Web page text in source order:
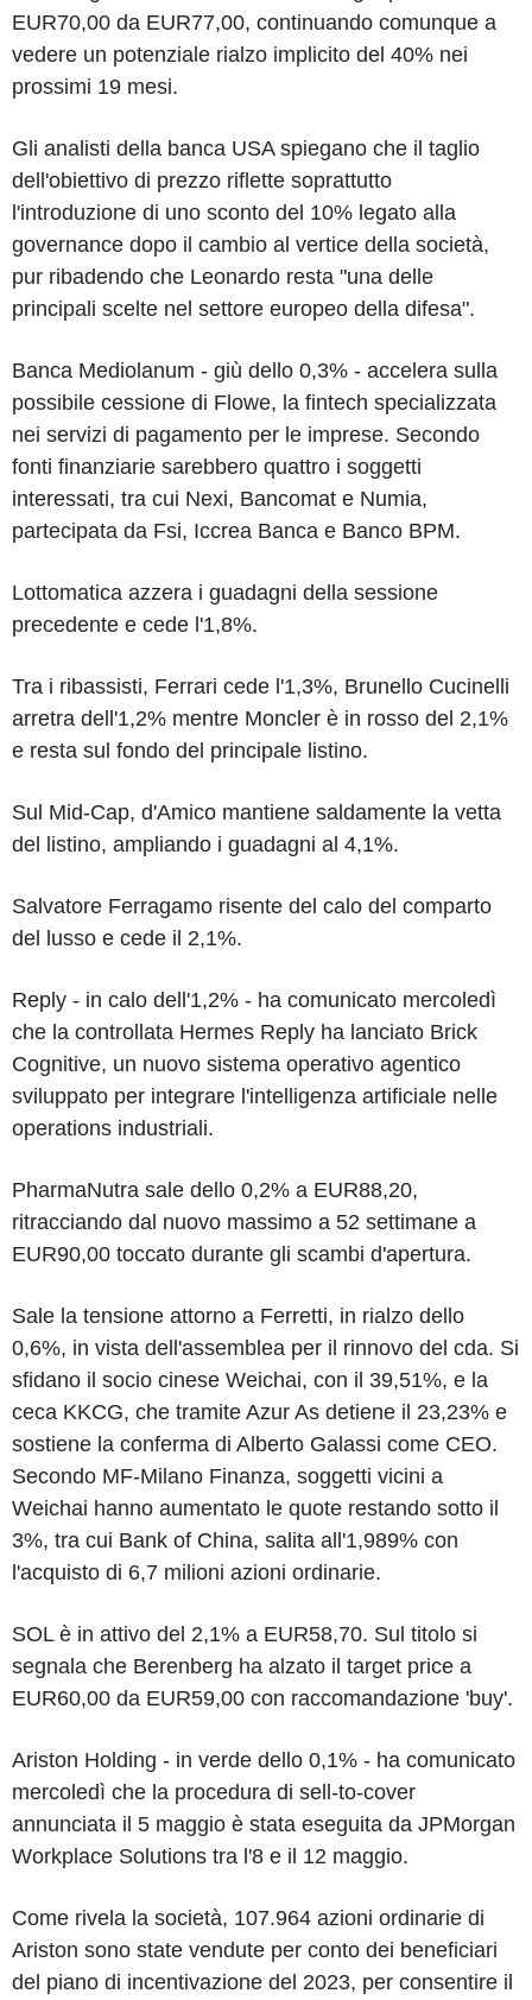
EUR70,00 da EUR77,00, continuando comunque a
vedere un potenziale rialzo implicito del 40% nei
prossimi 19 mesi.
Gli analisti della banca USA spiegano che il taglio
dell'obiettivo di prezzo riflette soprattutto
l'introduzione di uno sconto del 10% legato alla
governance dopo il cambio al vertice della società,
pur ribadendo che Leonardo resta "una delle
principali scelte nel settore europeo della difesa".
Banca Mediolanum - giù dello 0,3% - accelera sulla
possibile cessione di Flowe, la fintech specializzata
nei servizi di pagamento per le imprese. Secondo
fonti finanziarie sarebbero quattro i soggetti
interessati, tra cui Nexi, Bancomat e Numia,
partecipata da Fsi, Iccrea Banca e Banco BPM.
Lottomatica azzera i guadagni della sessione
precedente e cede l'1,8%.
Tra i ribassisti, Ferrari cede l'1,3%, Brunello Cucinelli
arretra dell'1,2% mentre Moncler è in rosso del 2,1%
e resta sul fondo del principale listino.
Sul Mid-Cap, d'Amico mantiene saldamente la vetta
del listino, ampliando i guadagni al 4,1%.
Salvatore Ferragamo risente del calo del comparto
del lusso e cede il 2,1%.
Reply - in calo dell'1,2% - ha comunicato mercoledì
che la controllata Hermes Reply ha lanciato Brick
Cognitive, un nuovo sistema operativo agentico
sviluppato per integrare l'intelligenza artificiale nelle
operations industriali.
PharmaNutra sale dello 0,2% a EUR88,20,
ritracciando dal nuovo massimo a 52 settimane a
EUR90,00 toccato durante gli scambi d'apertura.
Sale la tensione attorno a Ferretti, in rialzo dello
0,6%, in vista dell'assemblea per il rinnovo del cda. Si
sfidano il socio cinese Weichai, con il 39,51%, e la
ceca KKCG, che tramite Azur As detiene il 23,23% e
sostiene la conferma di Alberto Galassi come CEO.
Secondo MF-Milano Finanza, soggetti vicini a
Weichai hanno aumentato le quote restando sotto il
3%, tra cui Bank of China, salita all'1,989% con
l'acquisto di 6,7 milioni azioni ordinarie.
SOL è in attivo del 2,1% a EUR58,70. Sul titolo si
segnala che Berenberg ha alzato il target price a
EUR60,00 da EUR59,00 con raccomandazione 'buy'.
Ariston Holding - in verde dello 0,1% - ha comunicato
mercoledì che la procedura di sell-to-cover
annunciata il 5 maggio è stata eseguita da JPMorgan
Workplace Solutions tra l'8 e il 12 maggio.
Come rivela la società, 107.964 azioni ordinarie di
Ariston sono state vendute per conto dei beneficiari
del piano di incentivazione del 2023, per consentire il